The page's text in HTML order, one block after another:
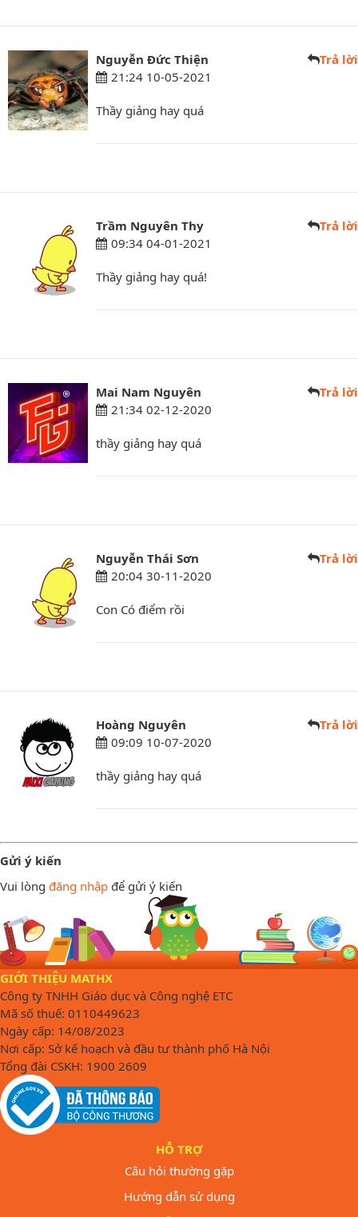
Nguyễn Đức Thiện
Trả lời
21:24 10-05-2021
Thầy giảng hay quá
Trầm Nguyên Thy
Trả lời
09:34 04-01-2021
Thầy giảng hay quá!
Mai Nam Nguyên
Trả lời
21:34 02-12-2020
thầy giảng hay quá
Nguyễn Thái Sơn
Trả lời
20:04 30-11-2020
Con Có điểm rồi
Hoàng Nguyên
Trả lời
09:09 10-07-2020
thầy giảng hay quá
Gửi ý kiến
Vui lòng đăng nhập để gửi ý kiến
GIỚI THIỆU MATHX
Công ty TNHH Giáo dục và Công nghệ ETC
Mã số thuế: 0110449623
Ngày cấp: 14/08/2023
Nơi cấp: Sở kế hoạch và đầu tư thành phố Hà Nội
Tổng đài CSKH: 1900 2609
HỖ TRỢ
Câu hỏi thường gặp
Hướng dẫn sử dụng